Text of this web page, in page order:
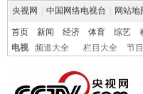
央视网 中国网络电视台 网站地
首页 新闻 经济 体育 综艺
电视
频道大全 栏目大全 节